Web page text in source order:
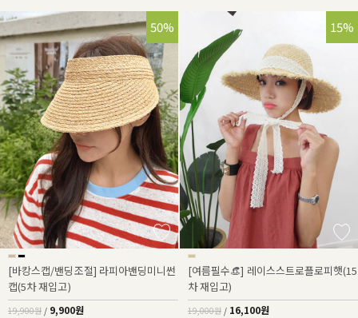
50%
[바캉스캡/밴딩조절] 라피아밴딩미니썬
캡(5차 재입고)
19,900원 / 9,900원
15%
[여름필수👒] 레이스스트로플로피햇(15
차 재입고)
19,000원 / 16,100원